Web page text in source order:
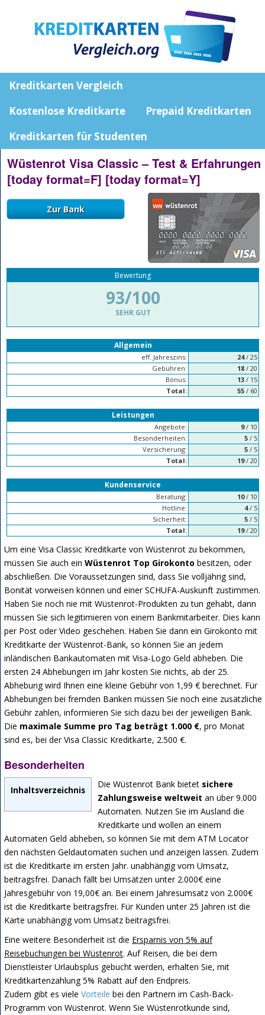
Kreditkarten Vergleich
Kostenlose Kreditkarte
Prepaid Kreditkarten
Kreditkarten für Studenten
Wüstenrot Visa Classic – Test & Erfahrungen
[today format=F] [today format=Y]
Bewertung
93/100
SEHR GUT
Allgemein
eff. Jahreszins: 24/ 25
Gebühren:
18/ 20
Bonus:
13/ 15
Total:
55/ 60
Leistungen
Angebote: 9/ 10
Besonderheiten:
5 / 5
Versicherung:
5 / 5
Total:
19/ 20
Kundenservice
Beratung: 10/ 10
Hotline:
4/ 5
Sicherheit:
5 / 5
Total:
19/ 20
Um eine Visa Classic Kreditkarte von Wüstenrot zu bekommen,
müssen Sie auch ein Wüstenrot Top Girokonto besitzen, oder
abschließen. Die Voraussetzungen sind, dass Sie volljährig sind,
Bonität vorweisen können und einer SCHUFA-Auskunft zustimmen.
Haben Sie noch nie mit Wüstenrot-Produkten zu tun gehabt, dann
müssen Sie sich legitimieren von einem Bankmitarbeiter. Dies kann
per Post oder Video geschehen. Haben Sie dann ein Girokonto mit
Kreditkarte der Wüstenrot-Bank, so können Sie an jedem
inländischen Bankautomaten mit Visa-Logo Geld abheben. Die
ersten 24 Abhebungen im Jahr kosten Sie nichts, ab der 25.
Abhebung wird Ihnen eine kleine Gebühr von 1,99 € berechnet. Für
Abhebungen bei fremden Banken müssen Sie noch eine zusätzliche
Gebühr zahlen, informieren Sie sich dazu bei der jeweiligen Bank.
Die maximale Summe pro Tag beträgt 1.000 €, pro Monat
sind es, bei der Visa Classic Kreditkarte, 2.500 €.
Besonderheiten
Inhaltsverzeichnis
Die Wüstenrot Bank bietet sichere
Zahlungsweise weltweit an über 9.000
Automaten. Nutzen Sie im Ausland die
Kreditkarte und wollen an einem
Automaten Geld abheben, so können Sie mit dem ATM Locator
den nächsten Geldautomaten suchen und anzeigen lassen. Zudem
ist die Kreditkarte im ersten Jahr. unabhängig vom Umsatz,
beitragsfrei. Danach fällt bei Umsätzen unter 2.000€ eine
Jahresgebühr von 19,00€ an. Bei einem Jahresumsatz von 2.000€
ist die Kreditkarte beitragsfrei. Für Kunden unter 25 Jahren ist die
Karte unabhängig vom Umsatz beitragsfrei.
Eine weitere Besonderheit ist die Ersparnis von 5% auf
Reisebuchungen bei Wüstenrot. Auf Reisen, die bei dem
Dienstleister Urlaubsplus gebucht werden, erhalten Sie, mit
Kreditkartenzahlung 5% Rabatt auf den Endpreis.
Zudem gibt es viele Vorteile bei den Partnern im Cash-Back-
Programm von Wüstenrot. Wenn Sie Wüstenrotkunde sind,